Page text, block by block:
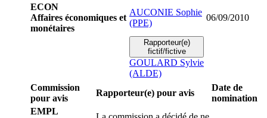
ECON
Affaires économiques et
monétaires
AUCONIE Sophie
(PPE)
06/09/2010
Rapporteur(e)
fictif/fictive
GOULARD Sylvie
(ALDE)
Commission
pour avis
Rapporteur(e) pour avis
Date de
nomination
EMPL